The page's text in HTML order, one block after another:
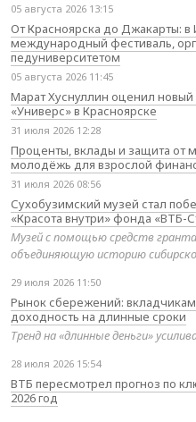
05 августа 2026 13:15
От Красноярска до Джакарты:
международный фестиваль,
педуниверситетом
05 августа 2026 11:45
Марат Хуснуллин оценил
«Универс» в Красноярске
31 июля 2026 12:28
Проценты, вклады и защита от
молодёжь для взрослой
31 июля 2026 08:56
Сухобузимский музей стал
«Красота внутри» фонда «ВТБ-
Музей с помощью средств
объединяющую историю
29 июля 2026 11:50
Рынок сбережений:
доходность на длинные сроки
Тренд на «длинные деньги»
28 июля 2026 15:54
ВТБ пересмотрел прогноз по
2026 год